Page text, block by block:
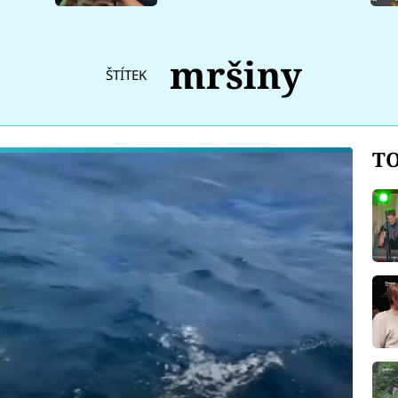
ŠTÍTEK mršiny